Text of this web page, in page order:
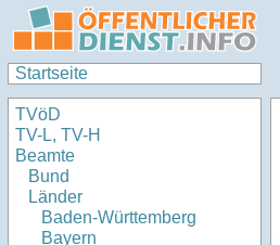
Startseite
TVöD
TV-L, TV-H
Beamte
Bund
Länder
Baden-Württemberg
Bayern